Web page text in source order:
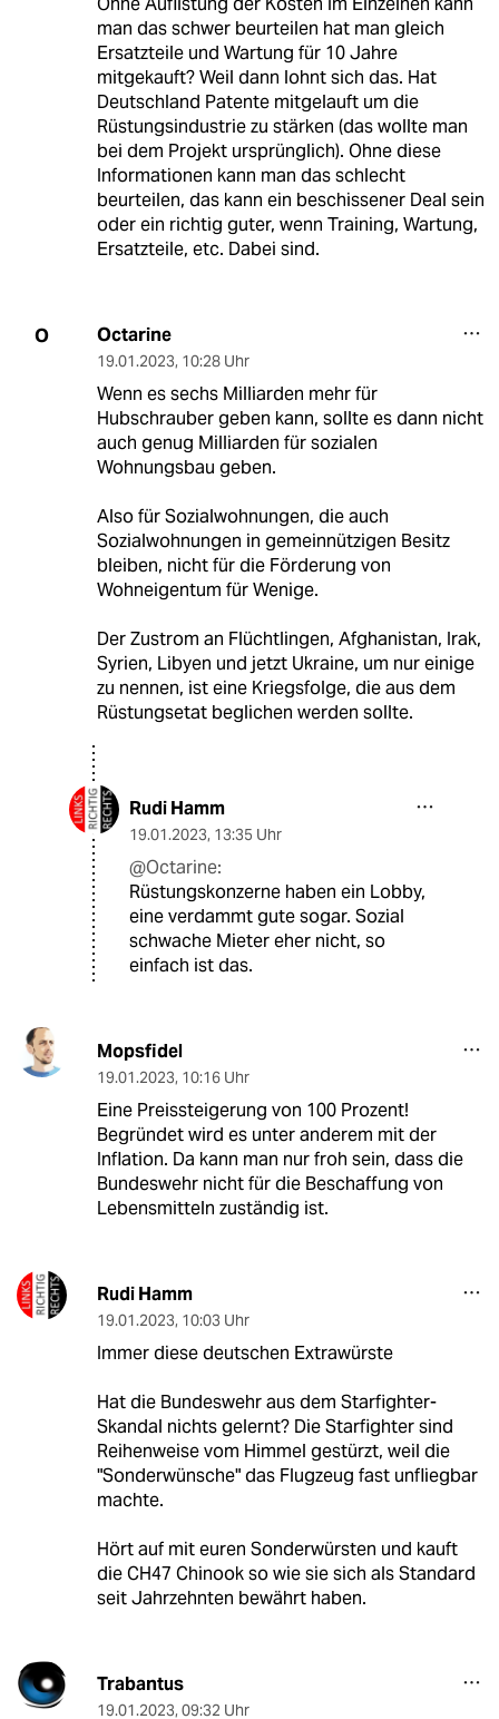
man das schwer beurteilen hat man gleich
Ersatzteile und Wartung für 10 Jahre
mitgekauft? Weil dann lohnt sich das. Hat
Deutschland Patente mitgelauft um die
Rüstungsindustrie zu stärken (das wollte man
bei dem Projekt ursprünglich). Ohne diese
Informationen kann man das schlecht
beurteilen, das kann ein beschissener Deal sein
oder ein richtig guter, wenn Training, Wartung,
Ersatzteile, etc. Dabei sind.
O Octarine
19.01.2023, 10:28 Uhr
Wenn es sechs Milliarden mehr für
Hubschrauber geben kann, sollte es dann nicht
auch genug Milliarden für sozialen
Wohnungsbau geben.
Also für Sozialwohnungen, die auch
Sozialwohnungen in gemeinnützigen Besitz
bleiben, nicht für die Förderung von
Wohneigentum für Wenige.
Der Zustrom an Flüchtlingen, Afghanistan, Irak,
Syrien, Libyen und jetzt Ukraine, um nur einige
zu nennen, ist eine Kriegsfolge, die aus dem
Rüstungsetat beglichen werden sollte.
Rudi Hamm
19.01.2023, 13:35 Uhr
@Octarine:
Rüstungskonzerne haben ein Lobby,
eine verdammt gute sogar. Sozial
schwache Mieter eher nicht, so
einfach ist das.
Mopsfidel
19.01.2023, 10:16 Uhr
Eine Preissteigerung von 100 Prozent!
Begründet wird es unter anderem mit der
Inflation. Da kann man nur froh sein, dass die
Bundeswehr nicht für die Beschaffung von
Lebensmitteln zuständig ist.
Rudi Hamm
19.01.2023, 10:03 Uhr
Immer diese deutschen Extrawürste
Hat die Bundeswehr aus dem Starfighter-
Skandal nichts gelernt? Die Starfighter sind
Reihenweise vom Himmel gestürzt, weil die
"Sonderwünsche" das Flugzeug fast unfliegbar
machte.
Hört auf mit euren Sonderwürsten und kauft
die CH47 Chinook so wie sie sich als Standard
seit Jahrzehnten bewährt haben.
Trabantus
19.01.2023, 09:32 Uhr